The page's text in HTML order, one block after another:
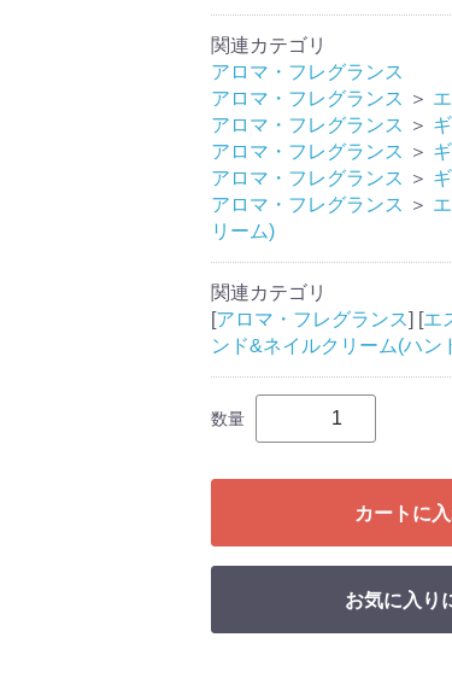
関連カテゴリ
アロマ・フレグランス
アロマ・フレグランス ＞
アロマ・フレグランス ＞
アロマ・フレグランス ＞
アロマ・フレグランス ＞
アロマ・フレグランス ＞
リーム)
関連カテゴリ
[アロマ・フレグランス] [エ
ンド&ネイルクリーム(ハン
数量
カートに
お気に入り